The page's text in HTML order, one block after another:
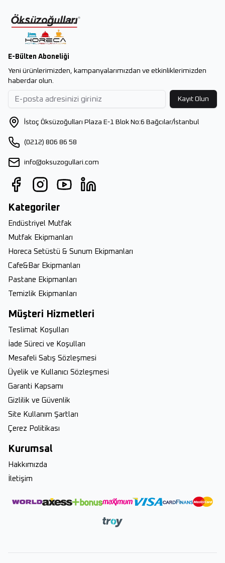
E-Bülten Aboneliği
Yeni ürünlerimizden, kampanyalarımızdan ve etkinliklerimizden
haberdar olun.
Kayıt Olun
İstoç Öksüzoğulları Plaza E-1 Blok No:6 Bağcılar/İstanbul
(0212) 806 86 58
info@oksuzogullari.com
Kategoriler
Endüstriyel Mutfak
Mutfak Ekipmanları
Horeca Setüstü & Sunum Ekipmanları
Cafe&Bar Ekipmanları
Pastane Ekipmanları
Temizlik Ekipmanları
Müşteri Hizmetleri
Teslimat Koşulları
İade Süreci ve Koşulları
Mesafeli Satış Sözleşmesi
Üyelik ve Kullanıcı Sözleşmesi
Garanti Kapsamı
Gizlilik ve Güvenlik
Site Kullanım Şartları
Çerez Politikası
Kurumsal
Hakkımızda
İletişim